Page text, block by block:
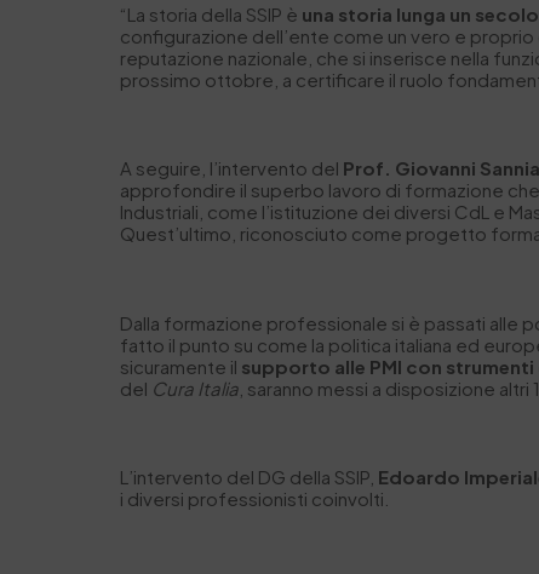
“La storia della SSIP è una storia lunga un secolo
configurazione dell’ente come un vero e
reputazione nazionale, che si inserisce nella
prossimo ottobre, a certificare il ruolo
A seguire, l’intervento del Prof. Giovanni Sannia
approfondire il superbo lavoro di formazione
Industriali, come l’istituzione dei diversi CdL e
Quest’ultimo, riconosciuto come progetto
Dalla formazione professionale si è passati alle
fatto il punto su come la politica italiana ed
sicuramente il supporto alle PMI con
del Cura Italia , saranno messi a disposizione
L’intervento del DG della SSIP, Edoardo
i diversi professionisti coinvolti.